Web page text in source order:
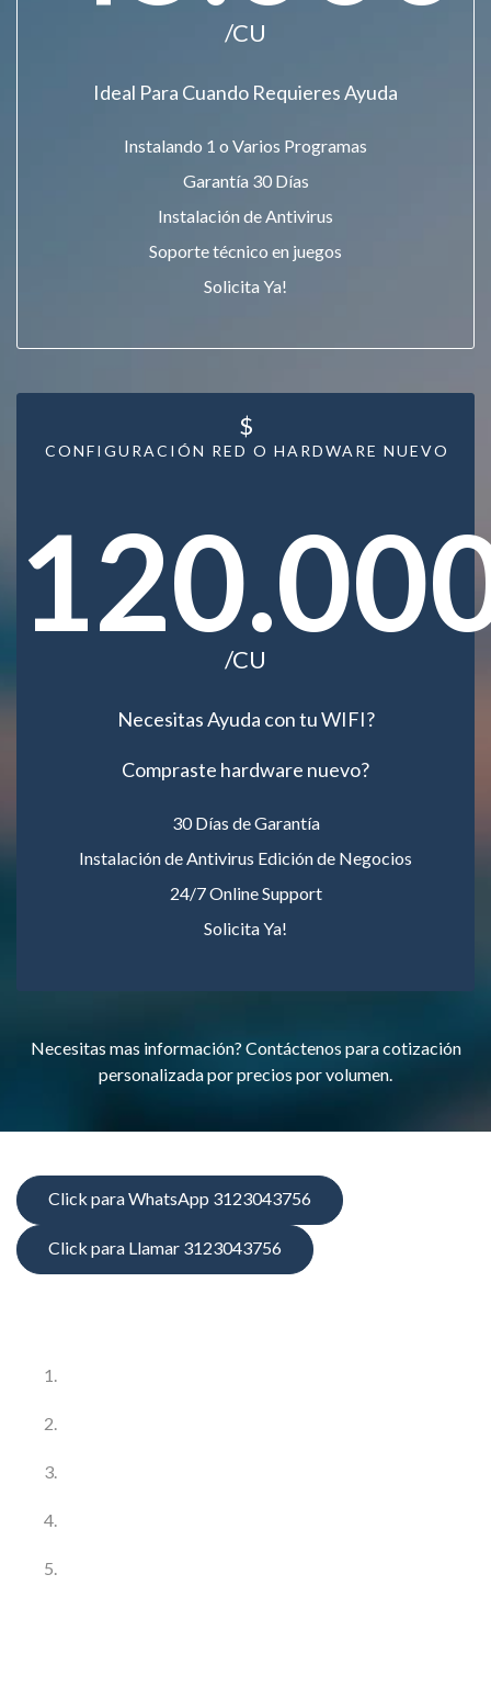
/CU
Ideal Para Cuando Requieres Ayuda
Instalando 1 o Varios Programas
Garantía 30 Días
Instalación de Antivirus
Soporte técnico en juegos
Solicita Ya!
CONFIGURACIÓN RED O HARDWARE NUEVO
$
/CU
Necesitas Ayuda con tu WIFI?
Compraste hardware nuevo?
30 Días de Garantía
Instalación de Antivirus Edición de Negocios
24/7 Online Support
Solicita Ya!
Necesitas mas información? Contáctenos para cotización
personalizada por precios por volumen.
Click para WhatsApp 3123043756
Click para Llamar 3123043756